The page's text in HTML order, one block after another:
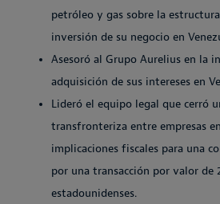
petróleo y gas sobre la
inversión de su negocio en
Asesoró al Grupo Aurelius en la
adquisición de sus intereses en
Lideró el equipo legal que cerró
transfronteriza entre empresas
implicaciones fiscales para una
por una transacción por valor de
estadounidenses.